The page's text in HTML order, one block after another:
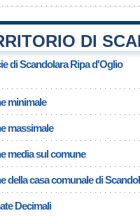
DI
di Scandolara Ripa d'Oglio
minimale
massimale
media sul comune
della casa comunale di
Decimali